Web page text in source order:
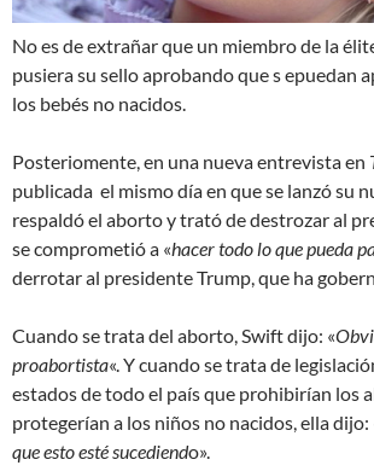
No es de extrañar que un miembro de la
pusiera su sello aprobando que s epuedan
los bebés no nacidos.
Posteriomente, en una nueva entrevista en
publicada el mismo día en que se lanzó su
respaldó el aborto y trató de destrozar al
se comprometió a «hacer todo lo que pueda
derrotar al presidente Trump, que ha
Cuando se trata del aborto, Swift dijo: «
proabortista«. Y cuando se trata de
estados de todo el país que prohibirían los
protegerían a los niños no nacidos, ella dijo:
que esto esté sucediendo».